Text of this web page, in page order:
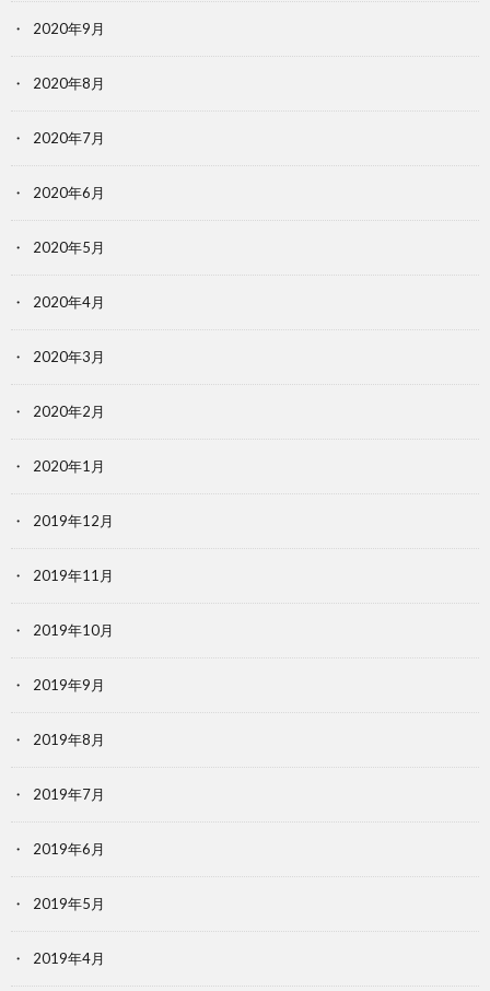
2020年9月
2020年8月
2020年7月
2020年6月
2020年5月
2020年4月
2020年3月
2020年2月
2020年1月
2019年12月
2019年11月
2019年10月
2019年9月
2019年8月
2019年7月
2019年6月
2019年5月
2019年4月